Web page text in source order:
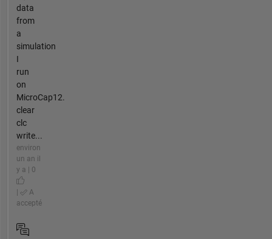
data
from
a
simulation
I
run
on
MicroCap12.
clear
clc
write...
environ
un an il
y a | 0
A
accepté